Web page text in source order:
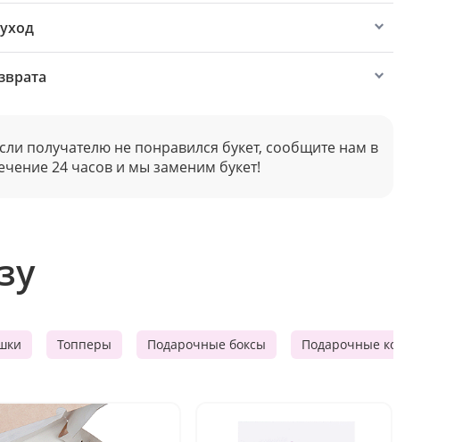
получателю не понравился букет, сообщите нам в
24 часов и мы заменим букет!
Топперы Подарочные боксы Подарочные корзины